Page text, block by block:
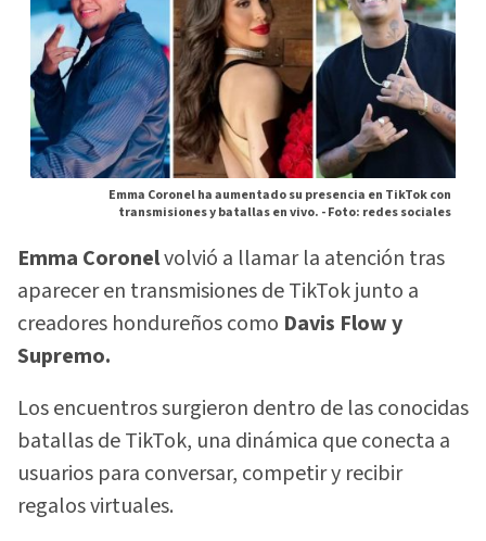
Emma Coronel ha aumentado su presencia en TikTok con
transmisiones y batallas en vivo. -Foto: redes sociales
Emma Coronelvolvió a llamar la atención tras
aparecer en transmisiones de TikTok junto a
creadores hondureños como Davis Flow y
Supremo.
Los encuentros surgieron dentro de las conocidas
batallas de TikTok, una dinámica que conecta a
usuarios para conversar, competir y recibir
regalos virtuales.